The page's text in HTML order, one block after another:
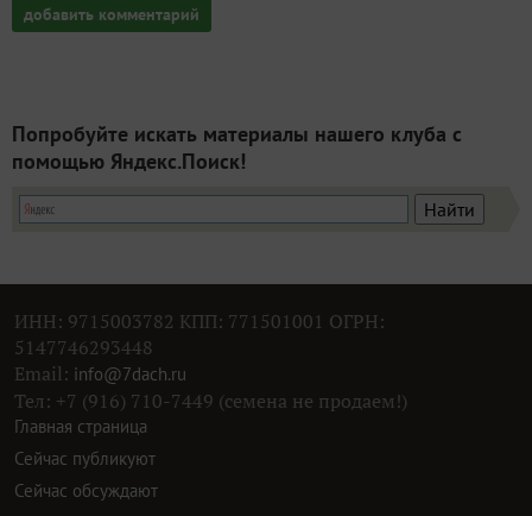
добавить комментарий
Попробуйте искать материалы нашего клуба с
помощью Яндекс.Поиск!
ИНН: 9715003782 КПП: 771501001 ОГРН:
5147746293448
Email: info@7dach.ru
Тел: +7 (916) 710-7449 (семена не продаем!)
Главная страница
Сейчас публикуют
Сейчас обсуждают